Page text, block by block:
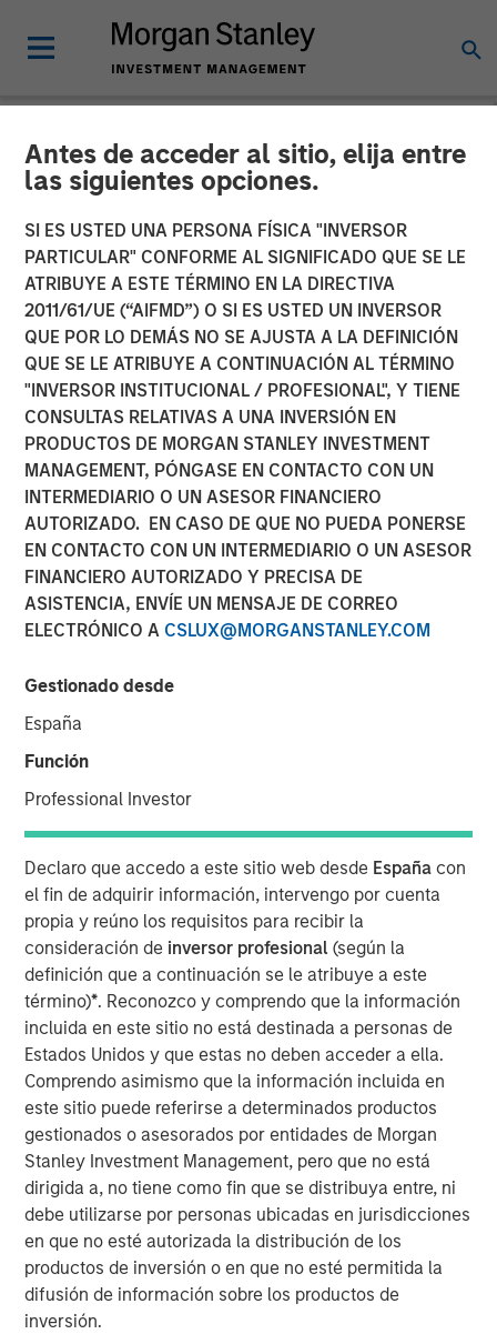
Antes de acceder al sitio, elija entre
las siguientes opciones.
SI ES USTED UNA PERSONA FÍSICA "INVERSOR
PARTICULAR" CONFORME AL SIGNIFICADO QUE SE LE
ATRIBUYE A ESTE TÉRMINO EN LA DIRECTIVA
2011/61/UE (“AIFMD”) O SI ES USTED UN INVERSOR
QUE POR LO DEMÁS NO SE AJUSTA A LA DEFINICIÓN
QUE SE LE ATRIBUYE A CONTINUACIÓN AL TÉRMINO
"INVERSOR INSTITUCIONAL / PROFESIONAL", Y TIENE
CONSULTAS RELATIVAS A UNA INVERSIÓN EN
PRODUCTOS DE MORGAN STANLEY INVESTMENT
MANAGEMENT, PÓNGASE EN CONTACTO CON UN
INTERMEDIARIO O UN ASESOR FINANCIERO
AUTORIZADO. EN CASO DE QUE NO PUEDA PONERSE
EN CONTACTO CON UN INTERMEDIARIO O UN ASESOR
FINANCIERO AUTORIZADO Y PRECISA DE
ASISTENCIA, ENVÍE UN MENSAJE DE CORREO
ELECTRÓNICO A CSLUX@MORGANSTANLEY.COM
Gestionado desde
España
Función
Professional Investor
Declaro que accedo a este sitio web desde España con
el fin de adquirir información, intervengo por cuenta
propia y reúno los requisitos para recibir la
consideración de inversor profesional(según la
definición que a continuación se le atribuye a este
término)*. Reconozco y comprendo que la información
incluida en este sitio no está destinada a personas de
Estados Unidos y que estas no deben acceder a ella.
Comprendo asimismo que la información incluida en
este sitio puede referirse a determinados productos
gestionados o asesorados por entidades de Morgan
Stanley Investment Management, pero que no está
dirigida a, no tiene como fin que se distribuya entre, ni
debe utilizarse por personas ubicadas en jurisdicciones
en que no esté autorizada la distribución de los
productos de inversión o en que no esté permitida la
difusión de información sobre los productos de
inversión.
NEWSROOM
Morgan Stanley Investment
Management Adopts
+SUBSCRIBE® Mobilizing
Digital Investor Onboarding
for Alternative Investment
Offerings
06 DICIEMBRE 2023
We are excited to announce that Morgan Stanley
Investment Management has mobilized the +SUBSCRIBE®
platform as part of the firm’s initiative to digitally
when onboarding investors, processing subscription
documents, and reporting on their suite of alternative
investment products.
“Digital transformation will enable us to effectively
deliver our alternative investment solutions to our
clients,” said Frank Famiglietti, Head of Alts Intermediary
Distribution. “Key to that is providing a streamlined
onboarding experience and we are pleased to partner
with +SUBSCRIBE to do just that.”
"We are proud to partner with Morgan Stanley Investment
Management as large complex organizations across the
private markets industry are charting their digital
transformation strategy," said Rafay Farooqui, Founder &
CEO of +SUBSCRIBE. "Centralization of alternative
investment programs on cutting-edge technology is
resonating with fund managers and institutional & wealth
management firms - as they desire to support any fund
and all investors, anywhere in the world, on a single
venue."